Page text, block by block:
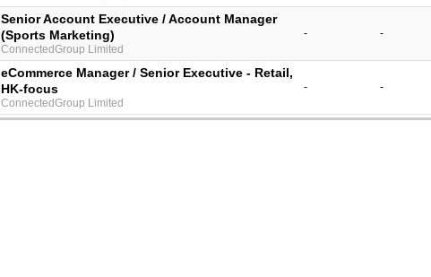
Senior Account Executive / Account Manager
(Sports Marketing)
ConnectedGroup Limited
- -
eCommerce Manager / Senior Executive - Retail,
HK-focus
ConnectedGroup Limited
- -